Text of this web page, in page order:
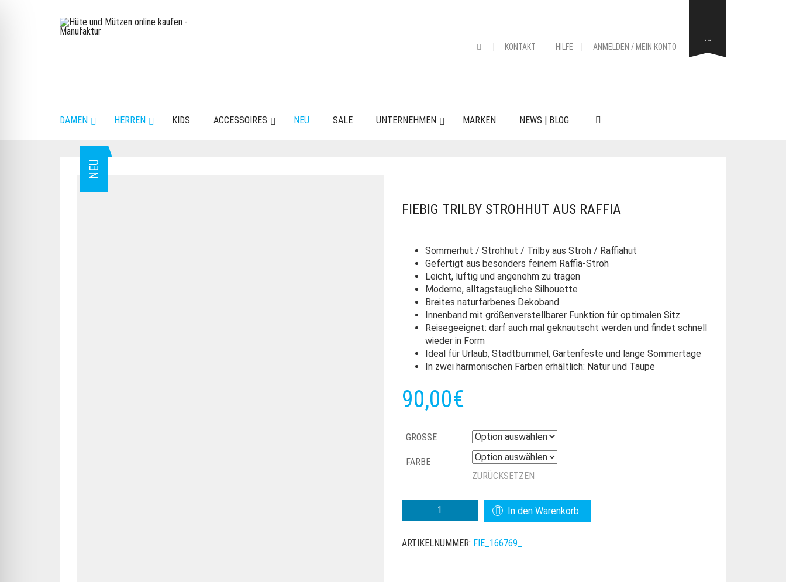
KONTAKT HILFE ANMELDEN / MEIN KONTO
…
DAMEN HERREN KIDS ACCESSOIRES NEU SALE UNTERNEHMEN MARKEN NEWS | BLOG
NEU
FIEBIG TRILBY STROHHUT AUS RAFFIA
Sommerhut / Strohhut / Trilby aus Stroh / Raffiahut
Gefertigt aus besonders feinem Raffia-Stroh
Leicht, luftig und angenehm zu tragen
Moderne, alltagstaugliche Silhouette
Breites naturfarbenes Dekoband
Innenband mit größenverstellbarer Funktion für optimalen Sitz
Reisegeeignet: darf auch mal geknautscht werden und findet schnell
wieder in Form
Ideal für Urlaub, Stadtbummel, Gartenfeste und lange Sommertage
In zwei harmonischen Farben erhältlich: Natur und Taupe
90,00€
GRÖSSE
FARBE
ZURÜCKSETZEN
TRILBY
AUS
In den Warenkorb
ARTIKELNUMMER: FIE_166769_